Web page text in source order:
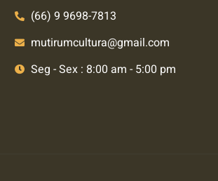
(66) 9 9698-7813
mutirumcultura@gmail.com
Seg - Sex : 8:00 am - 5:00 pm